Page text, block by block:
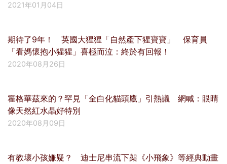
2021年01月04日
期待了9年！ 英國大猩猩「自然產下猩寶寶」 保育員
「看媽懷抱小猩猩」喜極而泣：終於有回報！
2020年08月26日
霍格華茲來的？罕見「全白化貓頭鷹」引熱議 網喊：眼睛
像天然紅水晶好特別
2020年08月09日
有教壞小孩嫌疑？ 迪士尼串流下架《小飛象》等經典動畫